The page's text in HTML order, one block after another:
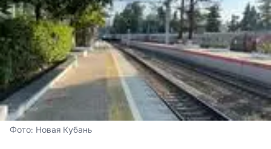
Фото: Новая Кубань